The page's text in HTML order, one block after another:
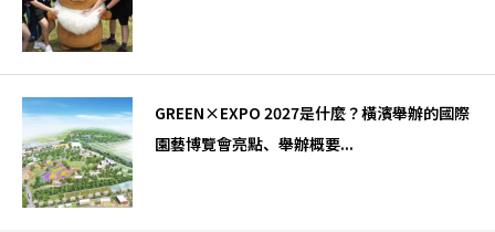
GREEN×EXPO 2027是什麼？橫濱舉辦的國際
園藝博覽會亮點、舉辦概要...